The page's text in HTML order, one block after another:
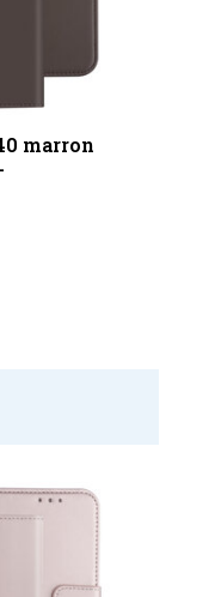
marron